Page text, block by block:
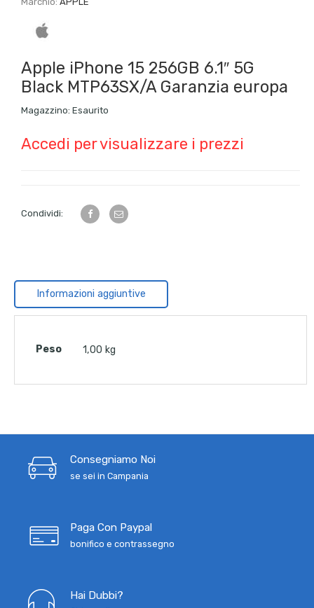
Apple iPhone 15 256GB 6.1″ 5G
Black MTP63SX/A Garanzia europa
Magazzino: Esaurito
Accedi per visualizzare i prezzi
Condividi:
Informazioni aggiuntive
Peso 1,00 kg
Consegniamo Noi
se sei in Campania
Paga Con Paypal
bonifico e contrassegno
Hai Dubbi?